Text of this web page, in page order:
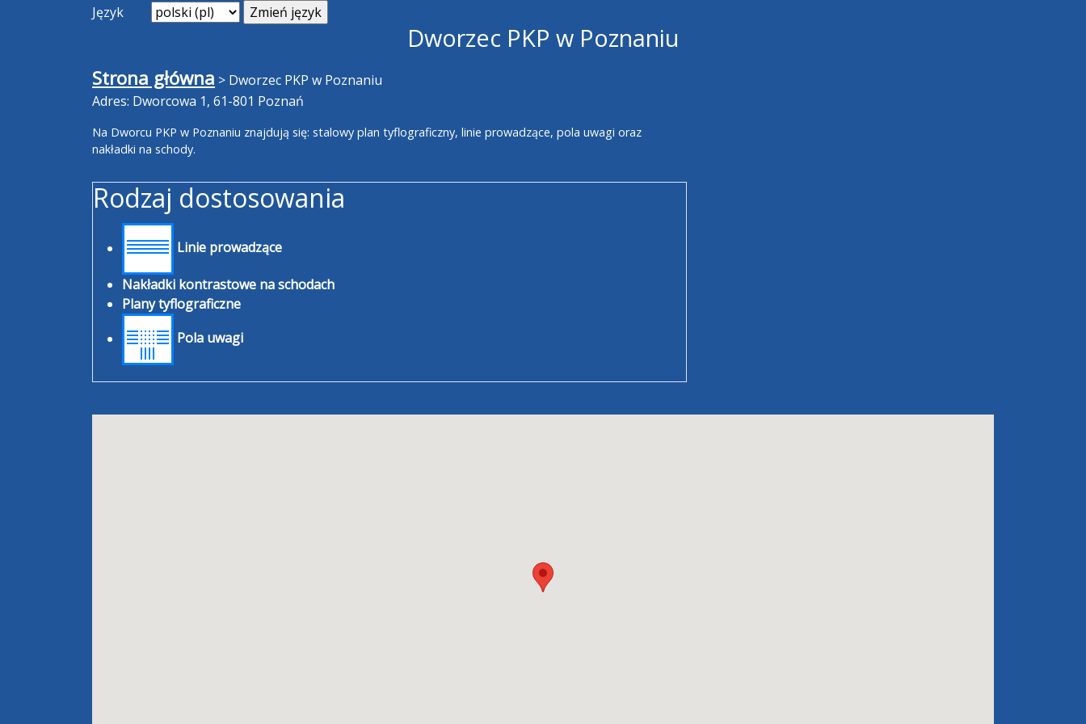
Język
Dworzec PKP w Poznaniu
Strona główna > Dworzec PKP w Poznaniu
Adres: Dworcowa 1, 61-801 Poznań
Na Dworcu PKP w Poznaniu znajdują się: stalowy plan tyflograficzny, linie prowadzące, pola uwagi oraz
nakładki na schody.
Rodzaj dostosowania
Linie prowadzące
Nakładki kontrastowe na schodach
Plany tyflograficzne
Pola uwagi